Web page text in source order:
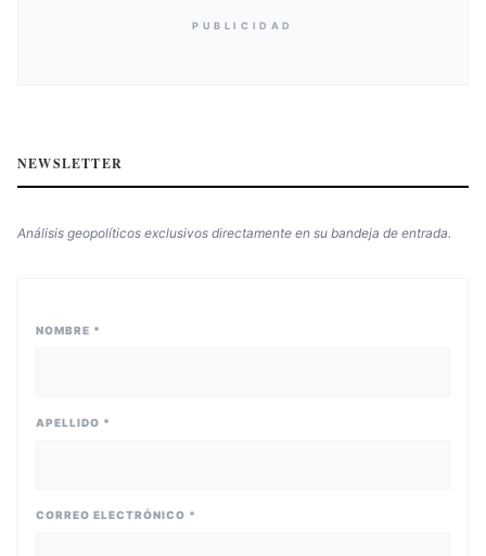
PUBLICIDAD
NEWSLETTER
Análisis geopolíticos exclusivos directamente en su bandeja de entrada.
NOMBRE *
APELLIDO *
CORREO ELECTRÓNICO *